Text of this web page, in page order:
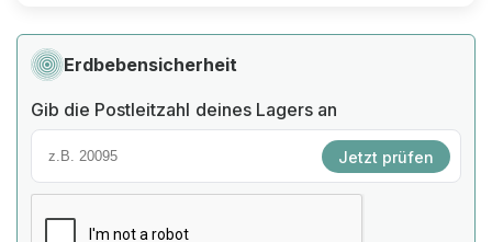
Erdbebensicherheit
Gib die Postleitzahl deines Lagers an
Jetzt prüfen